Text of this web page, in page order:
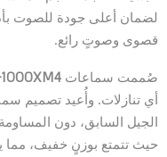
لضمان أعلى جودة للصوت
قصوى وصوتٍ رائع.
صُممت سماعات
الجيل السابق، دون
حيث تتمتع بوزنٍ خفيف، مما